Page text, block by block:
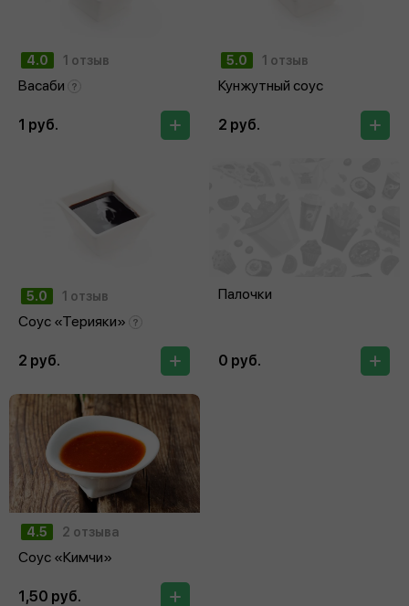
4.0 1 отзыв
Васаби
1 руб.
5.0 1 отзыв
Кунжутный соус
2 руб.
5.0 1 отзыв
Соус «Терияки»
2 руб.
Палочки
0 руб.
4.5 2 отзыва
Соус «Кимчи»
1,50 руб.